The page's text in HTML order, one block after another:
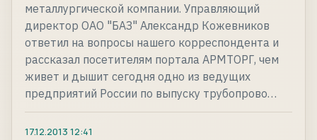
металлургической компании. Управляющий
директор ОАО "БАЗ" Александр Кожевников
ответил на вопросы нашего корреспондента и
рассказал посетителям портала АРМТОРГ, чем
живет и дышит сегодня одно из ведущих
предприятий России по выпуску трубопрово…
17.12.2013 12:41